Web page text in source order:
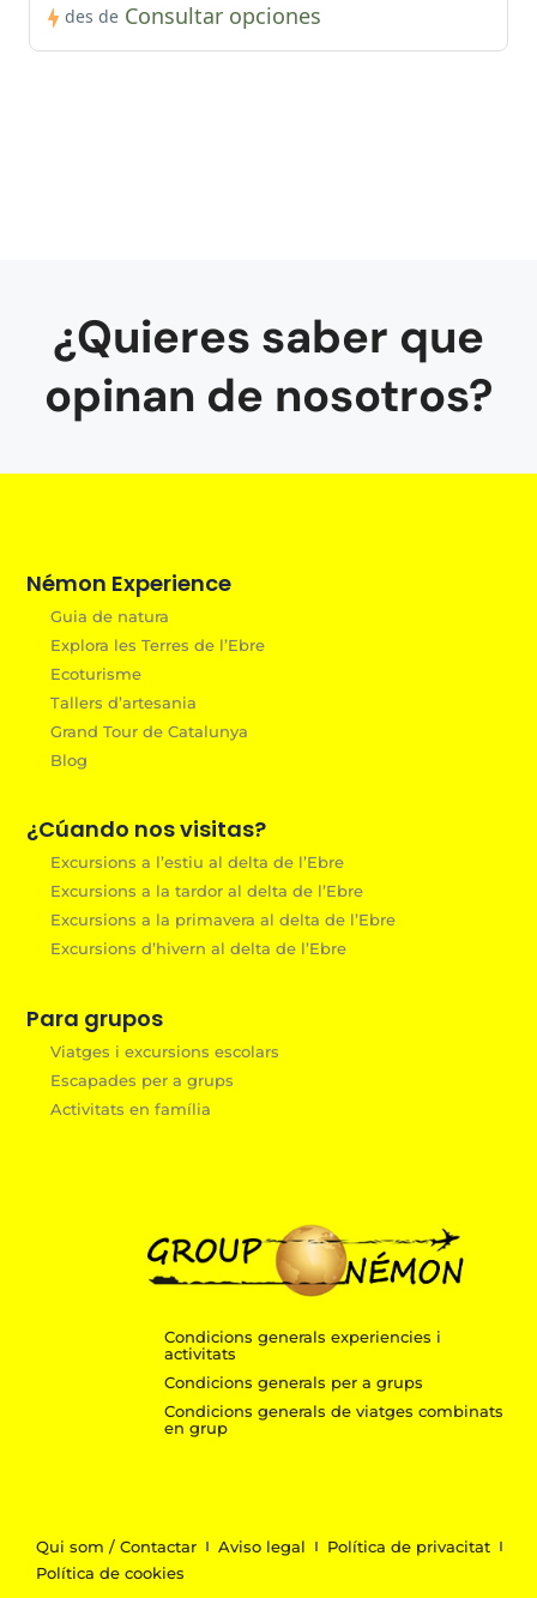
des de Consultar opciones
¿Quieres saber que
opinan de nosotros?
Némon Experience
Guia de natura
Explora les Terres de l’Ebre
Ecoturisme
Tallers d’artesania
Grand Tour de Catalunya
Blog
¿Cúando nos visitas?
Excursions a l’estiu al delta de l’Ebre
Excursions a la tardor al delta de l’Ebre
Excursions a la primavera al delta de l’Ebre
Excursions d’hivern al delta de l’Ebre
Para grupos
Viatges i excursions escolars
Escapades per a grups
Activitats en família
Condicions generals experiencies i
activitats
Condicions generals per a grups
Condicions generals de viatges combinats
en grup
Qui som / Contactar Aviso legal
Política de privacitat
Política de cookies